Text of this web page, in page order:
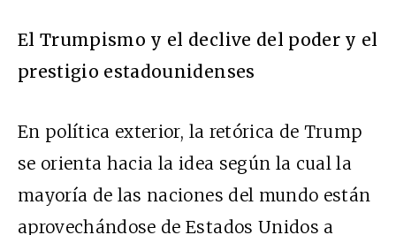
El Trumpismo y el declive del poder y el
prestigio estadounidenses
En política exterior, la retórica de Trump
se orienta hacia la idea según la cual la
mayoría de las naciones del mundo están
aprovechándose de Estados Unidos a